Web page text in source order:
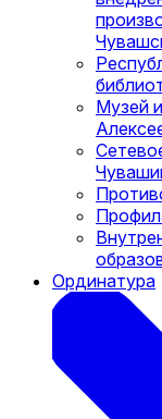
Музей
Ординатура